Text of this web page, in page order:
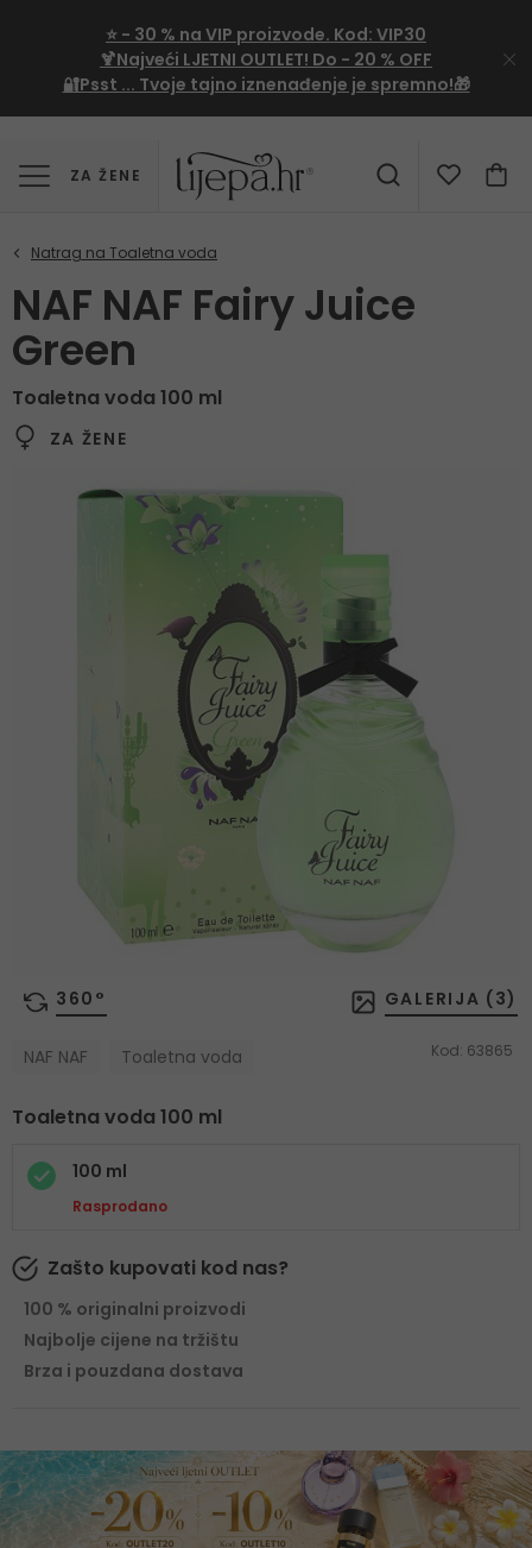
⭐ - 30 % na VIP proizvode. Kod: VIP30
🍹Najveći LJETNI OUTLET! Do - 20 % OFF
🔐Psst ... Tvoje tajno iznenađenje je spremno!🎁
ZA ŽENE
NAF NAF Fairy Juice
Green
Toaletna voda 100 ml
ZA ŽENE
360° GALERIJA ( 3)
NAF NAF Toaletna voda Kod: 63865
Toaletna voda 100 ml
100 ml
Rasprodano
Zašto kupovati kod nas?
100 % originalni proizvodi
Najbolje cijene na tržištu
Brza i pouzdana dostava